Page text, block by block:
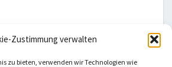
Zustimmung verwalten
zu bieten, verwenden wir Technologien wie